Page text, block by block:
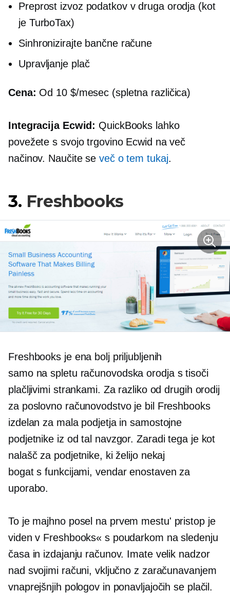
Preprost izvoz podatkov v druga orodja (kot
je TurboTax)
Sinhronizirajte bančne račune
Upravljanje plač
Cena: Od 10 $/mesec (spletna različica)
Integracija Ecwid: QuickBooks lahko
povežete s svojo trgovino Ecwid na več
načinov. Naučite se več o tem tukaj.
3. Freshbooks
Freshbooks je ena bolj priljubljenih
samo na spletu računovodska orodja s tisoči
plačljivimi strankami. Za razliko od drugih orodij
za poslovno računovodstvo je bil Freshbooks
izdelan za mala podjetja in samostojne
podjetnike iz od tal navzgor. Zaradi tega je kot
nalašč za podjetnike, ki želijo nekaj
bogat s funkcijami, vendar enostaven za
uporabo.
To je majhno posel na prvem mestu' pristop je
viden v Freshbooks« s poudarkom na sledenju
časa in izdajanju računov. Imate velik nadzor
nad svojimi računi, vključno z zaračunavanjem
vnaprejšnjih pologov in ponavljajočih se plačil.